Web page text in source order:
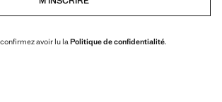
avoir lu la Politique de confidentialité.